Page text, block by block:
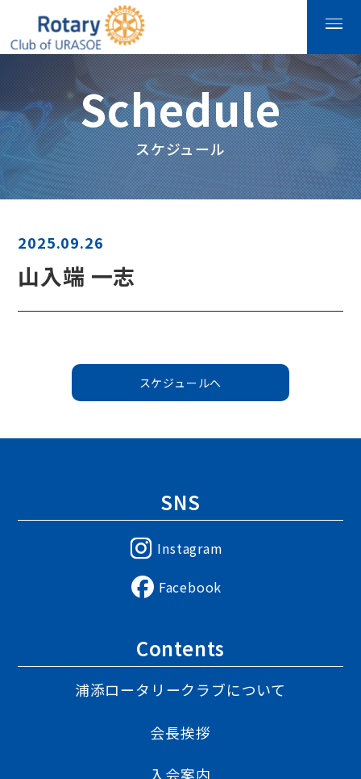
Schedule
スケジュール
山入端 一志
2025.09.26
スケジュールへ
SNS
Instagram
Facebook
Contents
浦添ロータリークラブについて
会長挨拶
入会案内